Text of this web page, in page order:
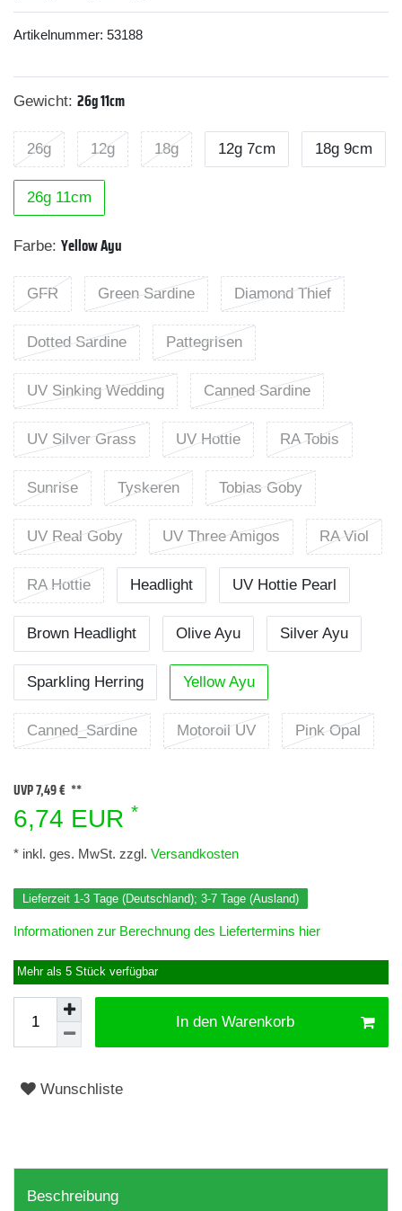
Artikelnummer: 53188
Gewicht: 26g 11cm
26g 12g 18g 12g 7cm 18g 9cm
26g 11cm
Farbe: Yellow Ayu
GFR Green Sardine Diamond Thief
Dotted Sardine Pattegrisen
UV Sinking Wedding Canned Sardine
UV Silver Grass UV Hottie RA Tobis
Sunrise Tyskeren Tobias Goby
UV Real Goby UV Three Amigos RA Viol
RA Hottie Headlight UV Hottie Pearl
Brown Headlight Olive Ayu Silver Ayu
Sparkling Herring Yellow Ayu
Canned_Sardine Motoroil UV Pink Opal
UVP 7,49 €
6,74 EUR *
* inkl. ges. MwSt. zzgl. Versandkosten
Lieferzeit 1-3 Tage (Deutschland); 3-7 Tage (Ausland)
Informationen zur Berechnung des Liefertermins hier
Mehr als 5 Stück verfügbar
In den Warenkorb
Wunschliste
Beschreibung